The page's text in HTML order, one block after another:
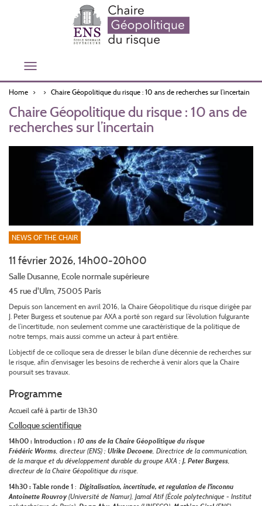
Toggle
Home
Chaire Géopolitique du risque : 10 ans de recherches sur l’incertain
Chaire Géopolitique du risque : 10 ans de
recherches sur l’incertain
NEWS OF THE CHAIR
11 février 2026, 14h00-20h00
Salle Dusanne, Ecole normale supérieure
45 rue d'Ulm, 75005 Paris
Depuis son lancement en avril 2016, la Chaire Géopolitique du risque dirigée par
J. Peter Burgess et soutenue par AXA a porté son regard sur l’évolution fulgurante
de l’incertitude, non seulement comme une caractéristique de la politique de
notre temps, mais aussi comme un acteur à part entière.
L’objectif de ce colloque sera de dresser le bilan d’une décennie de recherches sur
le risque, afin d’envisager les besoins de recherche à venir alors que la Chaire
poursuit ses travaux.
Programme
Accueil café à partir de 13h30
Colloque scientifique
14h00 : Introduction : 10 ans de la Chaire Géopolitique du risque
Frédéric Worms, directeur (ENS) ; Ulrike Decoene, Directrice de la communication,
de la marque et du développement durable du groupe AXA ; J. Peter Burgess,
directeur de la Chaire Géopolitique du risque.
14h30 : Table ronde 1 : Digitalisation, incertitude, et regulation de l'inconnu
Antoinette Rouvroy(Université de Namur), Jamal Atif (École polytechnique - Institut